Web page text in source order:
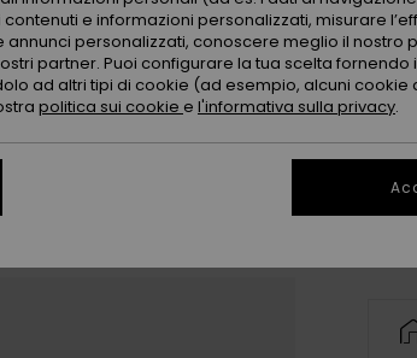
e informazioni personalizzati, misurare
personalizzati, conoscere meglio il nostro
partner. Puoi configurare la tua scelta fornendo
ad altri tipi di cookie (ad esempio, alcuni cookie
politica sui cookie e l'informativa sulla privacy.